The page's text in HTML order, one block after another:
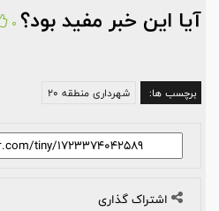
آیا این خبر مفید بود؟ 0
برچسب ها: شهرداری منطقه 20
اشتراک گذاری